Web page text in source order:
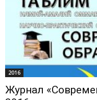
2016
Журнал